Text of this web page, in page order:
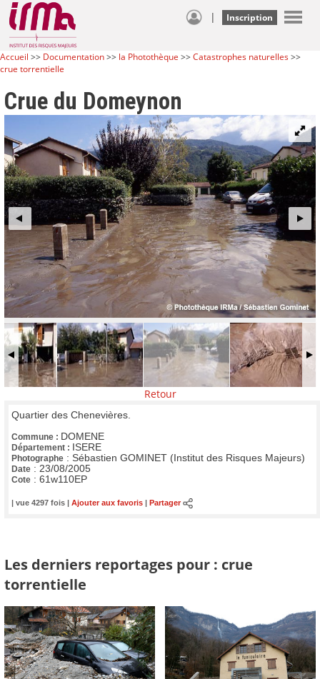
| Inscription
Accueil >> Documentation>> la Photothèque >>Catastrophes naturelles>>
crue torrentielle
Crue du Domeynon
Retour
Quartier des Chenevières.
Commune : DOMENE
Département : ISERE
Photographe : Sébastien GOMINET (Institut des Risques Majeurs)
Date : 23/08/2005
Cote : 61w110EP
| vue 4297 fois | Ajouter aux favoris Partager
Les derniers reportages pour : crue
torrentielle